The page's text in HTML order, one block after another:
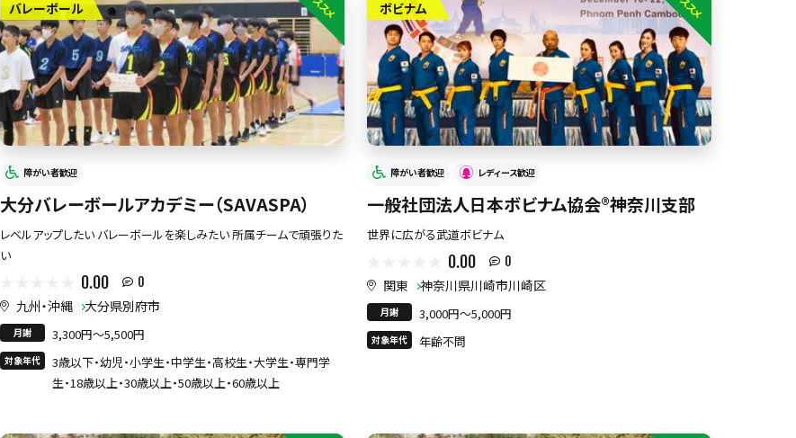
バレーボール
障がい者歓迎
大分バレーボールアカデミー（SAVASPA）
レベルアップしたい バレーボールを楽しみたい 所属チームで頑張りた
い
0.00 0
九州・沖縄 大分県別府市
月謝 3,300円〜5,500円
対象年代
3歳以下・幼児・小学生・中学生・高校生・大学生・専門学
生・18歳以上・30歳以上・50歳以上・60歳以上
ボビナム
障がい者歓迎 レディース歓迎
一般社団法人日本ボビナム協会®︎神奈川支部
世界に広がる武道ボビナム
0.00 0
関東 神奈川県川崎市川崎区
月謝 3,000円〜5,000円
対象年代 年齢不問